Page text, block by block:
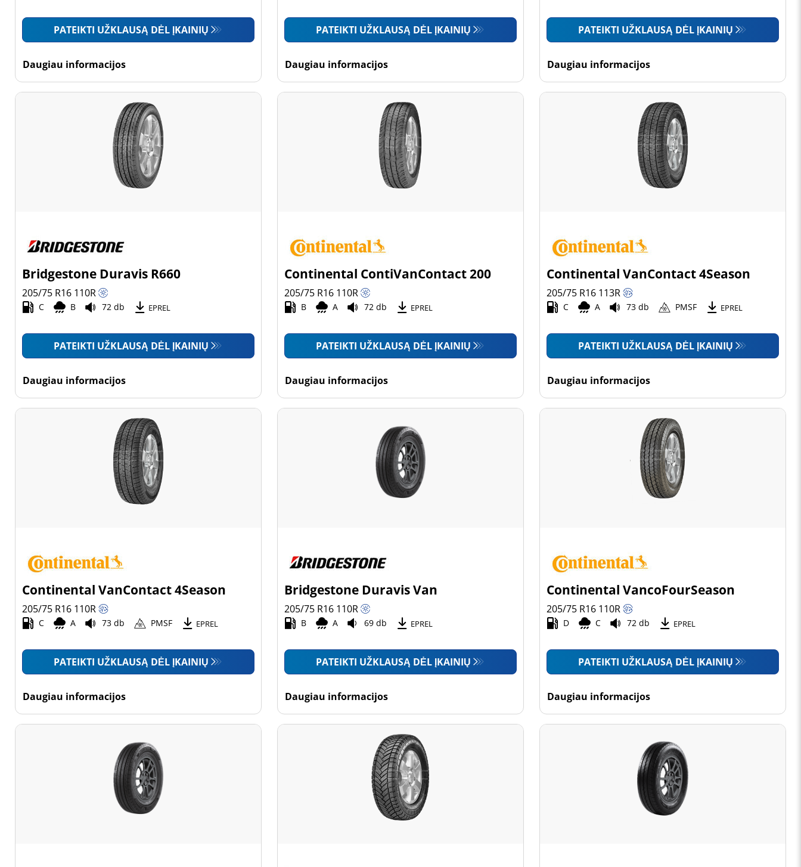
Mažas sunkvežimis
(52)
Padanga sustiprintomis
sustiprintomis
Daugiau
parinkčių
PATEIKTI UŽKLAUSĄ DĖL ĮKAINIŲ
Daugiau informacijos
PATEIKTI UŽKLAUSĄ DĖL ĮKAINIŲ
Daugiau informacijos
PATEIKTI UŽKLAUSĄ DĖL ĮKAINIŲ
Daugiau informacijos
Bridgestone Duravis R660
205/75 R16 110R
C B 72 db EPREL
PATEIKTI UŽKLAUSĄ DĖL ĮKAINIŲ
Daugiau informacijos
Continental ContiVanContact 200
205/75 R16 110R
B A 72 db EPREL
PATEIKTI UŽKLAUSĄ DĖL ĮKAINIŲ
Daugiau informacijos
Continental VanContact 4Season
205/75 R16 113R
C A 73 db PMSF EPREL
PATEIKTI UŽKLAUSĄ DĖL ĮKAINIŲ
Daugiau informacijos
Continental VanContact 4Season
205/75 R16 110R
C A 73 db PMSF EPREL
PATEIKTI UŽKLAUSĄ DĖL ĮKAINIŲ
Daugiau informacijos
Bridgestone Duravis Van
205/75 R16 110R
B A 69 db EPREL
PATEIKTI UŽKLAUSĄ DĖL ĮKAINIŲ
Daugiau informacijos
Continental VancoFourSeason
205/75 R16 110R
D C 72 db EPREL
PATEIKTI UŽKLAUSĄ DĖL ĮKAINIŲ
Daugiau informacijos